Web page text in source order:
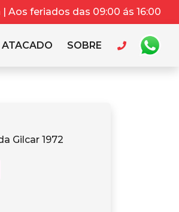
Aos feriados das 09:00 ás 16:00
ATACADO SOBRE
Gilcar 1972